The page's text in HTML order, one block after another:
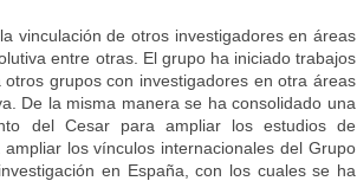
vinculación de otros investigadores en áreas
entre otras. El grupo ha iniciado trabajos
grupos con investigadores en otra áreas
De la misma manera se ha consolidado una
del Cesar para ampliar los estudios de
los vínculos internacionales del Grupo
en España, con los cuales se ha